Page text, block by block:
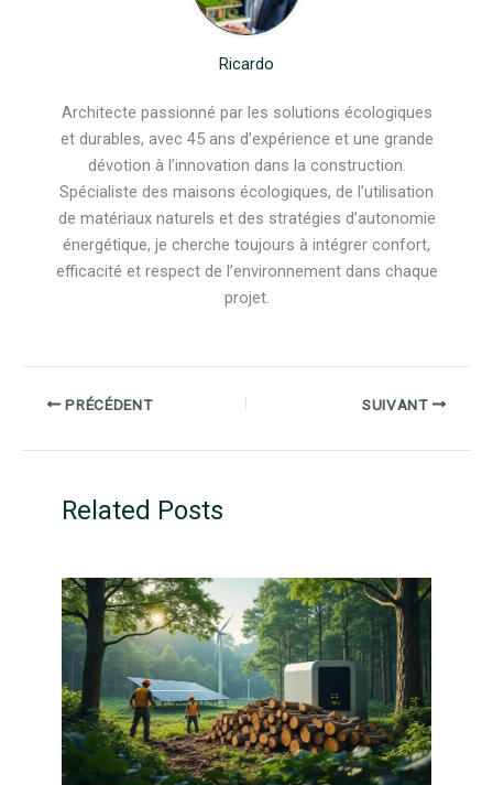
Ricardo
Architecte passionné par les solutions écologiques
et durables, avec 45 ans d’expérience et une grande
dévotion à l’innovation dans la construction.
Spécialiste des maisons écologiques, de l’utilisation
de matériaux naturels et des stratégies d’autonomie
énergétique, je cherche toujours à intégrer confort,
efficacité et respect de l’environnement dans chaque
projet.
PRÉCÉDENT SUIVANT
Related Posts